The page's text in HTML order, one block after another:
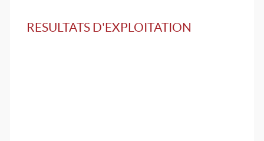
RESULTATS D'EXPLOITATION